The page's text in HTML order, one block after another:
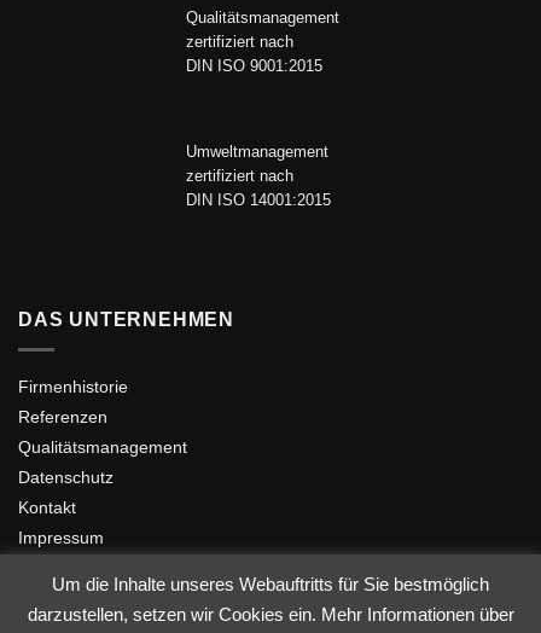
Qualitätsmanagement
zertifiziert nach
DIN ISO 9001:2015
Umweltmanagement
zertifiziert nach
DIN ISO 14001:2015
DAS UNTERNEHMEN
Firmenhistorie
Referenzen
Qualitätsmanagement
Datenschutz
Kontakt
Impressum
Um die Inhalte unseres Webauftritts für Sie bestmöglich
darzustellen, setzen wir Cookies ein. Mehr Informationen über